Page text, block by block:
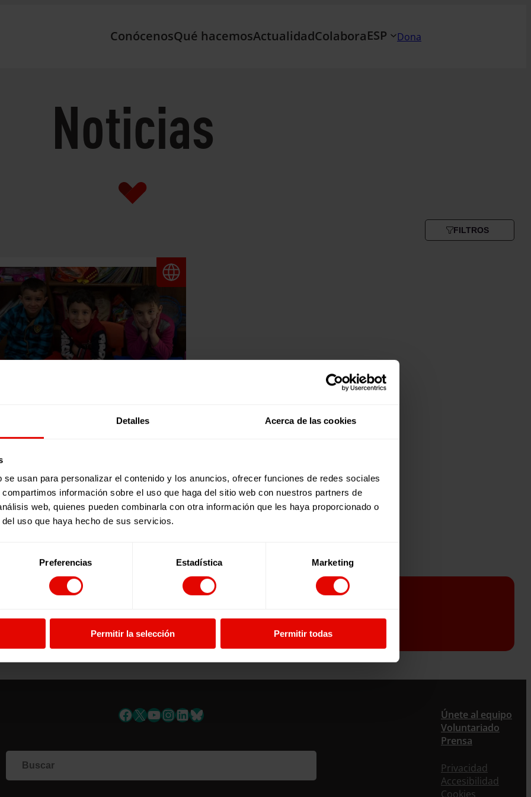
Detalles Acerca de las cookies
usan para personalizar el contenido y los anuncios, ofrecer funciones de redes sociales
información sobre el uso que haga del sitio web con nuestros partners de
web, quienes pueden combinarla con otra información que les haya proporcionado o
uso que haya hecho de sus servicios.
Preferencias Estadística Marketing
Permitir la selección Permitir todas
ConócenosQué hacemosActualidadColaboraESP Dona
Noticias
FILTROS
Y ENTRECULTURAS PEDIMOS
ACCESO A UNA
DE CALIDAD PARA LA
SIRIA EN LA IV
DE BRUSELAS
EL APOYO AL FUTURO DE
Y LA REGIÓN
pedimos un mejor
a una educación de calidad
la población siria en la IV
de Bruselas sobre el
que mejoren el acceso a
educación de calidad para los
y niñas sirios en la región.
2020
información?
a la newsletter
Si quieres recibir nuestra newsletter mensual y los
información, no dejes de completar este formulario.
Al instante, te daremos de alta en nuestra base de
Facebook
X YouTube
Instagram
LinkedIn
Bluesky
Únete al equipo
Voluntariado
Prensa
Privacidad
Accesibilidad
Cookies